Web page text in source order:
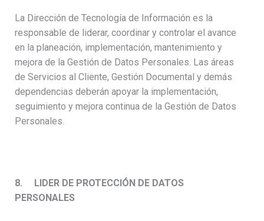
La Dirección de Tecnología de Información es la
responsable de liderar, coordinar y controlar el avance
en la planeación, implementación, mantenimiento y
mejora de la Gestión de Datos Personales. Las áreas
de Servicios al Cliente, Gestión Documental y demás
dependencias deberán apoyar la implementación,
seguimiento y mejora continua de la Gestión de Datos
Personales.
8. LIDER DE PROTECCIÓN DE DATOS
PERSONALES